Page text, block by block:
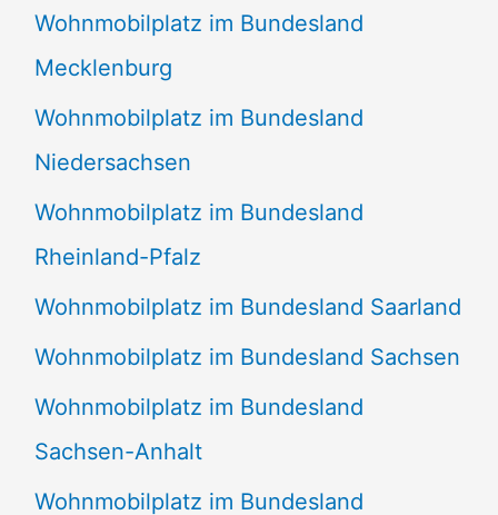
Wohnmobilplatz im Bundesland
Mecklenburg
Wohnmobilplatz im Bundesland
Niedersachsen
Wohnmobilplatz im Bundesland
Rheinland-Pfalz
Wohnmobilplatz im Bundesland Saarland
Wohnmobilplatz im Bundesland Sachsen
Wohnmobilplatz im Bundesland
Sachsen-Anhalt
Wohnmobilplatz im Bundesland